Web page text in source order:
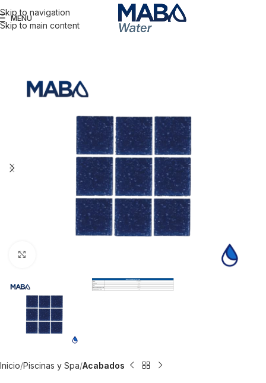
Skip to navigation
Skip to main content
MENU
Inicio Piscinas y Spa Acabados